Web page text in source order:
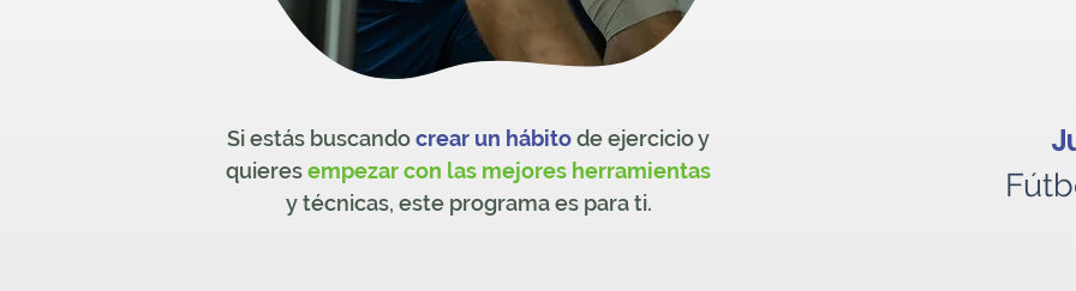
Si estás buscandocrear un hábitode ejercicio y
quieresempezar con las mejores herramientas
y técnicas, este programa es para ti.